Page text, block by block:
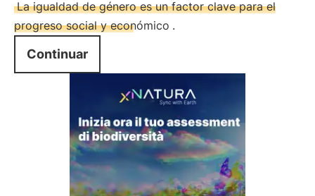
La igualdad de género es un factor clave para el
progreso social y económico .
Continuar